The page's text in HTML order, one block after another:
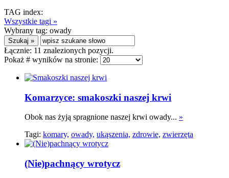
TAG index:
Wszystkie tagi »
Wybrany tag: owady
Łącznie: 11 znalezionych pozycji.
Pokaż # wyników na stronie:
Komarzyce: smakoszki naszej krwi
Obok nas żyją spragnione naszej krwi owady... »
Tagi: komary, owady, ukąszenia, zdrowie, zwierzęta
(Nie)pachnący wrotycz